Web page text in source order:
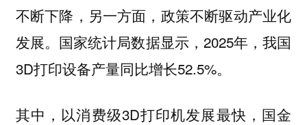
不断下降，另一方面，政策不断驱动产业化
发展。国家统计局数据显示，2025年，我国
3D打印设备产量同比增长52.5%。
其中，以消费级3D打印机发展最快，国金